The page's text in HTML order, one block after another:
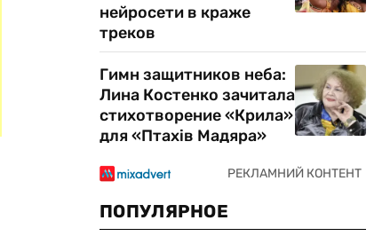
нейросети в краже
треков
Гимн защитников неба:
Лина Костенко зачитала
стихотворение «Крила»
для «Птахів Мадяра»
ПОПУЛЯРНОЕ